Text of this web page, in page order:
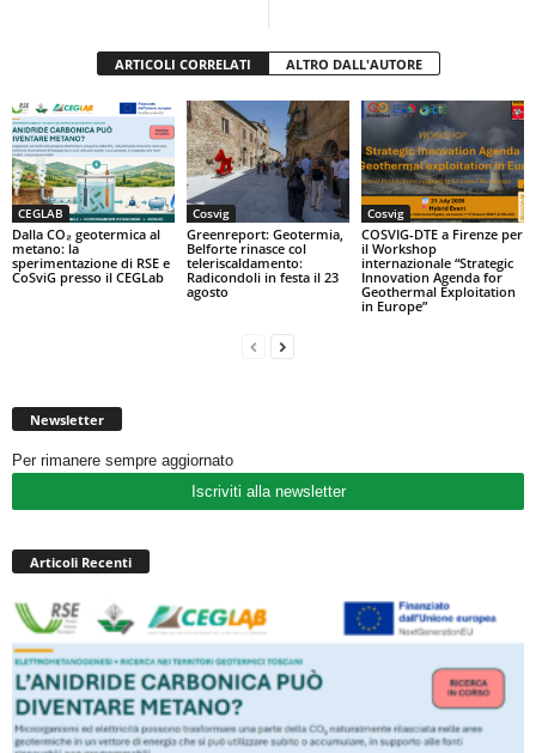
ARTICOLI CORRELATI ALTRO DALL'AUTORE
CEGLAB
Dalla CO₂ geotermica al
metano: la
sperimentazione di RSE e
CoSviG presso il CEGLab
Cosvig
Greenreport: Geotermia,
Belforte rinasce col
teleriscaldamento:
Radicondoli in festa il 23
agosto
Cosvig
COSVIG-DTE a Firenze per
il Workshop
internazionale “Strategic
Innovation Agenda for
Geothermal Exploitation
in Europe”
Newsletter
Per rimanere sempre aggiornato
Iscriviti alla newsletter
Articoli Recenti